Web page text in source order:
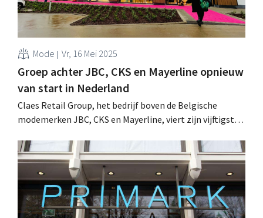
Mode Vr, 16 Mei 2025
Groep achter JBC, CKS en Mayerline opnieuw
van start in Nederland
Claes Retail Group, het bedrijf boven de Belgische
modemerken JBC, CKS en Mayerline, viert zijn vijftigste
De retailer opende zopas een winkel in het Nederlandse
Sluis. .